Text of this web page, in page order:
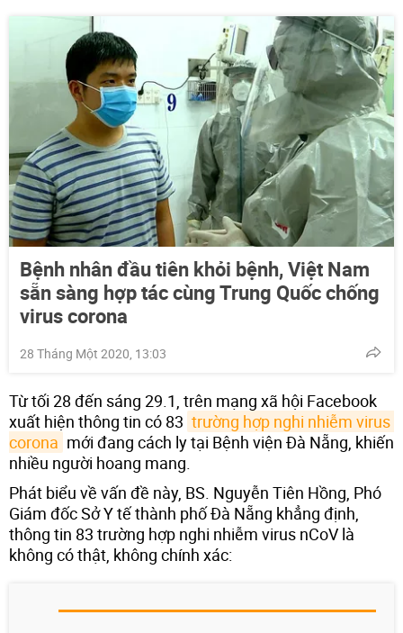
Bệnh nhân đầu tiên khỏi bệnh, Việt Nam
sẵn sàng hợp tác cùng Trung Quốc chống
virus corona
28 Tháng Một 2020, 13:03
Từ tối 28 đến sáng 29.1, trên mạng xã hội Facebook
xuất hiện thông tin có 83 trường hợp nghi nhiễm virus
corona mới đang cách ly tại Bệnh viện Đà Nẵng, khiến
nhiều người hoang mang.
Phát biểu về vấn đề này, BS. Nguyễn Tiên Hồng, Phó
Giám đốc Sở Y tế thành phố Đà Nẵng khẳng định,
thông tin 83 trường hợp nghi nhiễm virus nCoV là
không có thật, không chính xác: